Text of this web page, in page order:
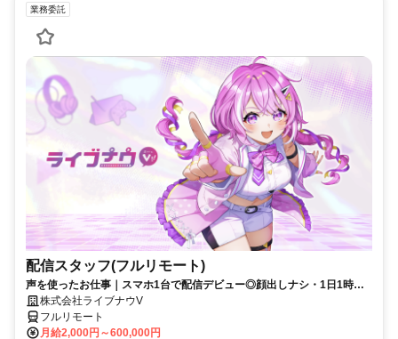
業務委託
配信スタッフ(フルリモート)
声を使ったお仕事｜スマホ1台で配信デビュー◎顔出しナシ・1日1時間
～OK♪
株式会社ライブナウV
フルリモート
月給2,000円～600,000円